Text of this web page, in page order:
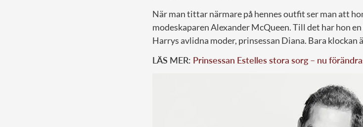
När man tittar närmare på hennes outfit ser man att
modeskaparen Alexander McQueen. Till det har hon
Harrys avlidna moder, prinsessan Diana. Bara klockan
LÄS MER: Prinsessan Estelles stora sorg – nu